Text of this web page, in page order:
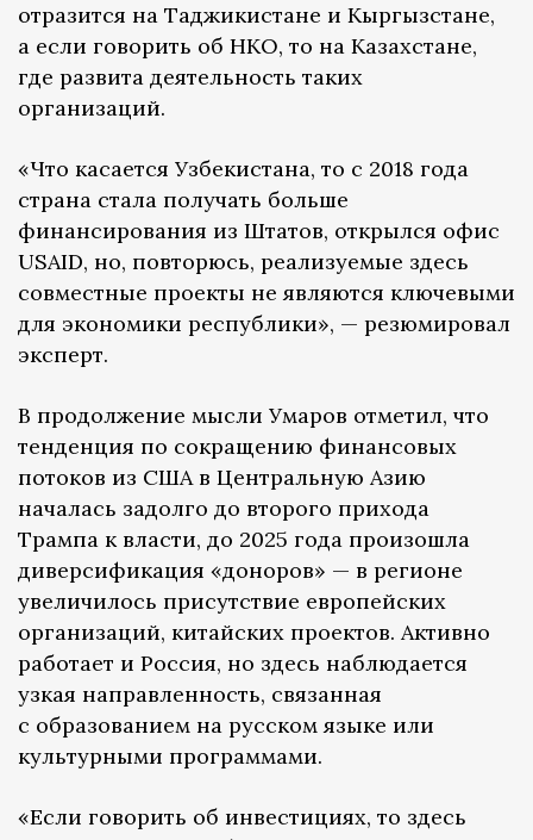
отразится на Таджикистане и Кыргызстане,
а если говорить об НКО, то на Казахстане,
где развита деятельность таких
организаций.
«Что касается Узбекистана, то с 2018 года
страна стала получать больше
финансирования из Штатов, открылся офис
USAID, но, повторюсь, реализуемые здесь
совместные проекты не являются ключевыми
для экономики республики», — резюмировал
эксперт.
В продолжение мысли Умаров отметил, что
тенденция по сокращению финансовых
потоков из США в Центральную Азию
началась задолго до второго прихода
Трампа к власти, до 2025 года произошла
диверсификация «доноров» — в регионе
увеличилось присутствие европейских
организаций, китайских проектов. Активно
работает и Россия, но здесь наблюдается
узкая направленность, связанная
с образованием на русском языке или
культурными программами.
«Если говорить об инвестициях, то здесь